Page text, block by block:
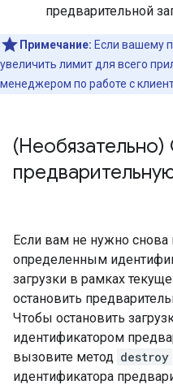
предварительной
Примечание: Если вашему
увеличить лимит для всего
менеджером по работе с
(Необязательно)
Если вам не нужно снова
определенным
загрузки в рамках
остановить
Чтобы остановить
идентификатором
вызовите метод destroy
идентификатора